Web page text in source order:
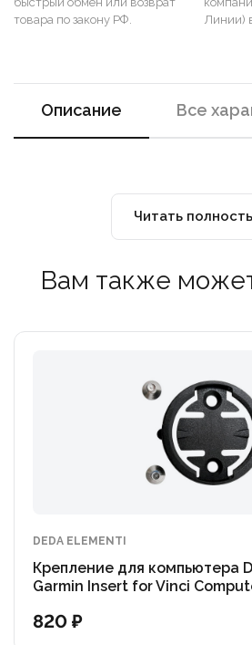
товара по закону РФ.
Линии)
Описание Все
Читать
Вам также
DEDA ELEMENTI
Крепление для компьютера
Garmin Insert for Vinci
820 ₽